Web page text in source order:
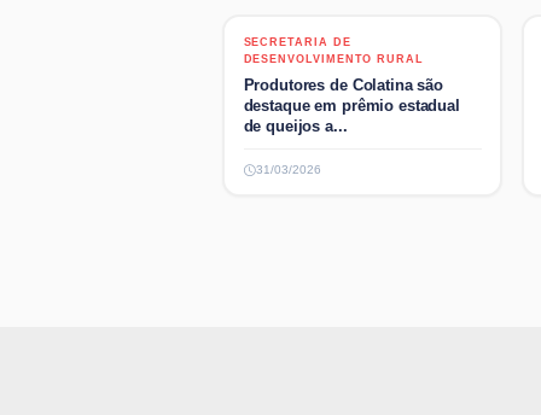
SECRETARIA DE DESENVOLVIMENTO
RURAL
SECRETARIA DE
DESENVOLVIMENTO RURAL
Produtores de Colatina são
destaque em prêmio estadual
de queijos a...
31/03/2026